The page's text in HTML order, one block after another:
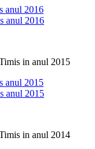
anul 2016
anul 2016
in anul 2015
anul 2015
anul 2015
in anul 2014